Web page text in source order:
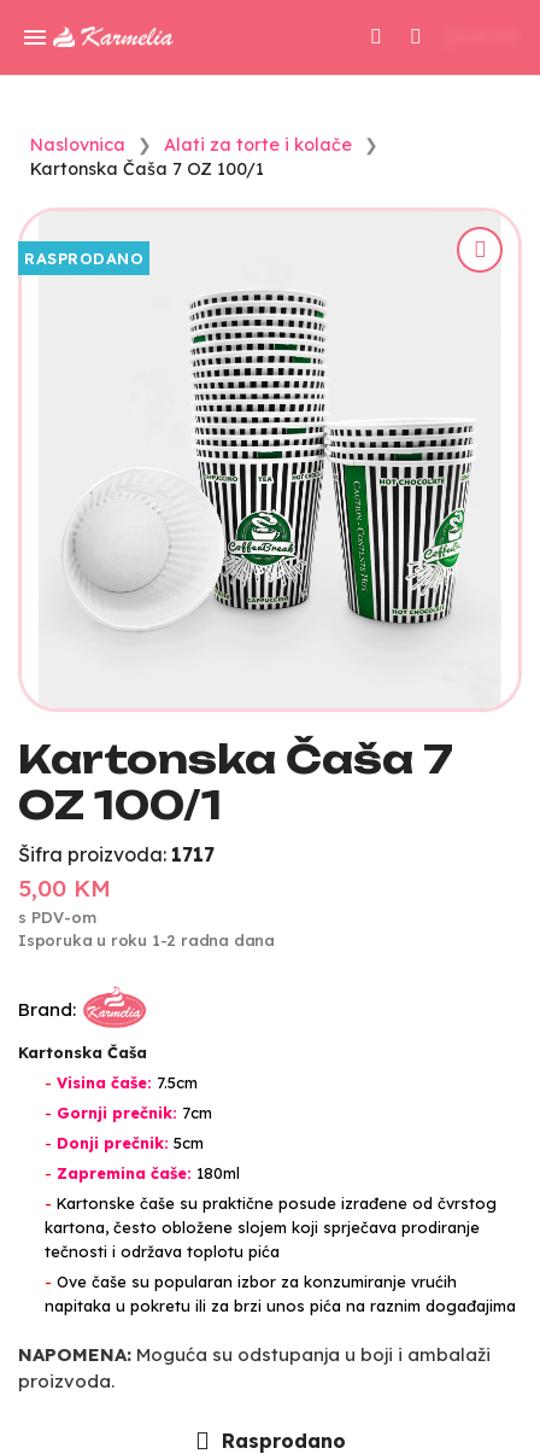
Naslovnica
Alati za torte i kolače
Kartonska Čaša 7 OZ 100/1
RASPRODANO
Kartonska Čaša 7
OZ 100/1
Šifra proizvoda: 1717
5,00 KM
s PDV-om
Isporuka u roku 1-2 radna dana
Brand:
Kartonska Čaša
- Visina čaše: 7.5cm
- Gornji prečnik: 7cm
- Donji prečnik: 5cm
- Zapremina čaše: 180ml
- Kartonske čaše su praktične posude izrađene od čvrstog
kartona, često obložene slojem koji sprječava prodiranje
tečnosti i održava toplotu pića
- Ove čaše su popularan izbor za konzumiranje vrućih
napitaka u pokretu ili za brzi unos pića na raznim događajima
NAPOMENA: Moguća su odstupanja u boji i ambalaži
proizvoda.
Rasprodano